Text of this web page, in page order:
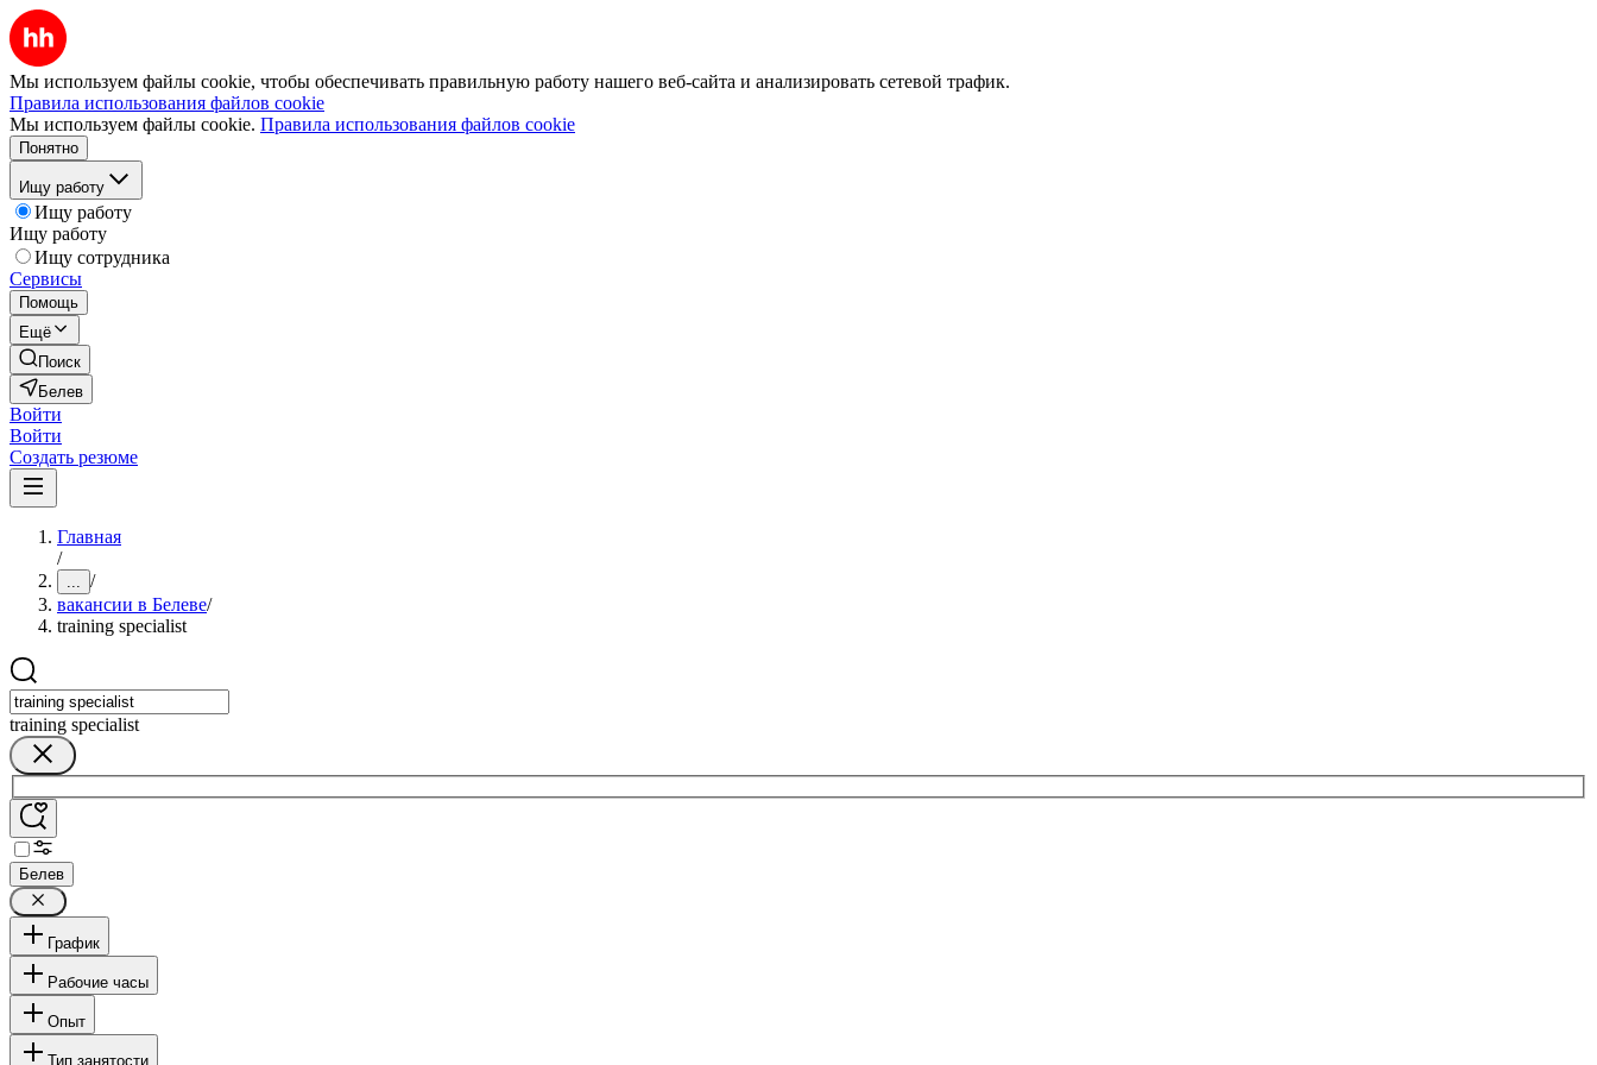
Мы используем файлы cookie, чтобы обеспечивать правильную работу нашего веб-сайта и анализировать сетевой трафик.
Правила использования файлов cookie
Мы используем файлы cookie. Правила использования файлов cookie
Понятно
Ищу работу
Ищу работу
Ищу работу
Ищу сотрудника
Сервисы
Помощь
Ещё
Поиск
Белев
Войти
Войти
Создать резюме
Главная
/
... /
вакансии в Белеве/
training specialist
training specialist
Белев
График
Рабочие часы
Опыт
Тип занятости